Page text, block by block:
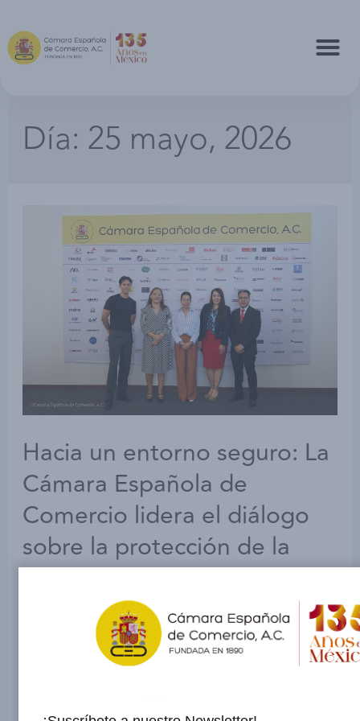
Día: 25 mayo, 2026
Hacia un entorno seguro: La
Cámara Española de
Comercio lidera el diálogo
sobre la protección de la
niñez y adolescencia en
eventos masivos
Dejar un comentario / Uncategorized/ Por